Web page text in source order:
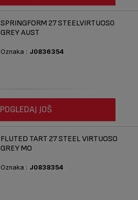
SPRINGFORM 27 STEELVIRTUOS0
GREY AUST
Oznaka : J0836354
POGLEDAJ JOŠ
FLUTED TART 27 STEEL VIRTUOSO
GREY MO
Oznaka : J0838354